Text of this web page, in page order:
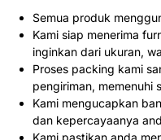
Semua produk
Kami siap menerima
inginkan dari ukuran,
Proses packing kami
pengiriman, memenuhi
Kami mengucapkan
dan kepercayaanya
Kami pastikan anda